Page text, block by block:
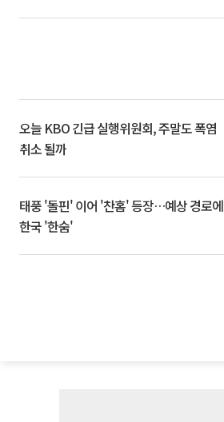
오늘 KBO 긴급 실행위원회, 주말도 폭염
취소 될까
태풍 '돌핀' 이어 '찬홈' 등장…예상 경로에
한국 '한숨'